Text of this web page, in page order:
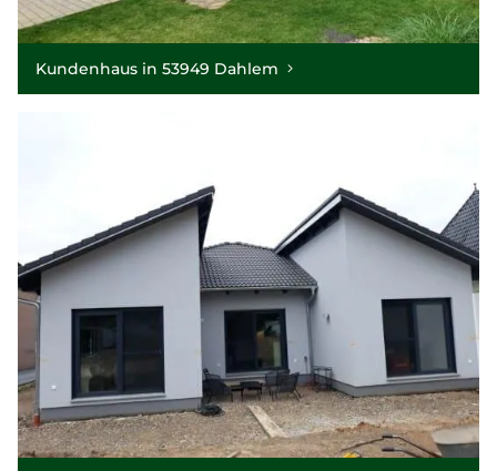
Kundenhaus in 53949 Dahlem